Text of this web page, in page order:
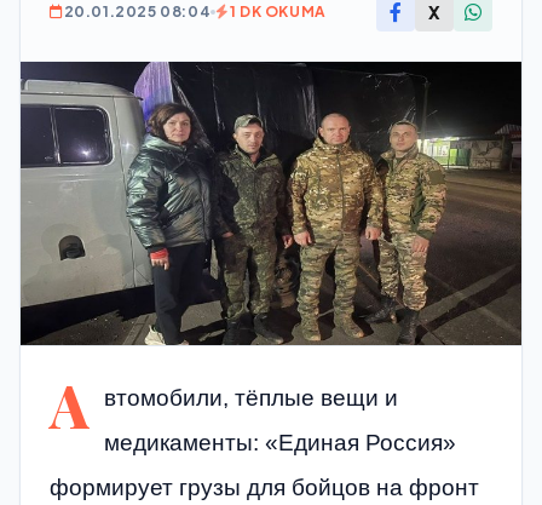
20.01.2025 08:04 1 DK OKUMA X
А
втомобили, тёплые вещи и
медикаменты: «Единая Россия»
формирует грузы для бойцов на фронт